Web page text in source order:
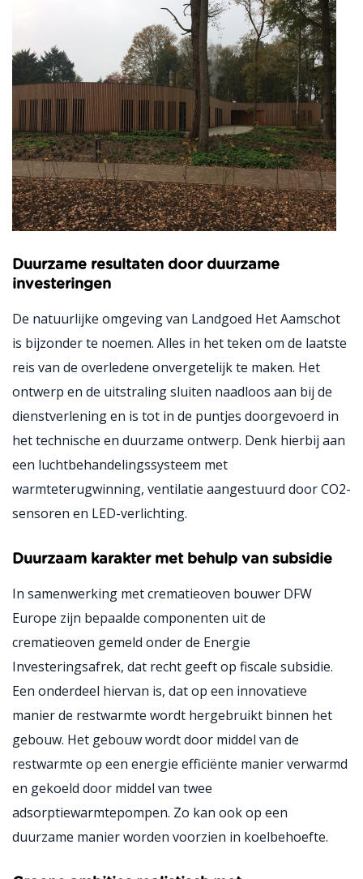
Duurzame resultaten door duurzame
investeringen
De natuurlijke omgeving van Landgoed Het Aamschot
is bijzonder te noemen. Alles in het teken om de laatste
reis van de overledene onvergetelijk te maken. Het
ontwerp en de uitstraling sluiten naadloos aan bij de
dienstverlening en is tot in de puntjes doorgevoerd in
het technische en duurzame ontwerp. Denk hierbij aan
een luchtbehandelingssysteem met
warmteterugwinning, ventilatie aangestuurd door CO2-
sensoren en LED-verlichting.
Duurzaam karakter met behulp van subsidie
In samenwerking met crematieoven bouwer DFW
Europe zijn bepaalde componenten uit de
crematieoven gemeld onder de Energie
Investeringsafrek, dat recht geeft op fiscale subsidie.
Een onderdeel hiervan is, dat op een innovatieve
manier de restwarmte wordt hergebruikt binnen het
gebouw. Het gebouw wordt door middel van de
restwarmte op een energie efficiënte manier verwarmd
en gekoeld door middel van twee
adsorptiewarmtepompen. Zo kan ook op een
duurzame manier worden voorzien in koelbehoefte.